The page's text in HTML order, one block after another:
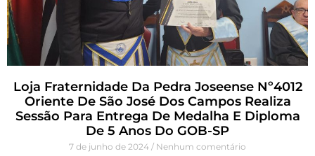
Loja Fraternidade Da Pedra Joseense Nº4012
Oriente De São José Dos Campos Realiza
Sessão Para Entrega De Medalha E Diploma
De 5 Anos Do GOB-SP
7 de junho de 2024 Nenhum comentário